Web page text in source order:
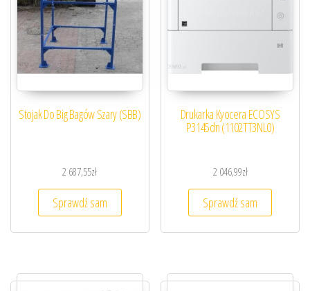
Stojak Do Big Bagów Szary (SBB)
2 687,55zł
Sprawdź sam
Drukarka Kyocera ECOSYS
P3145dn (1102TT3NL0)
2 046,99zł
Sprawdź sam